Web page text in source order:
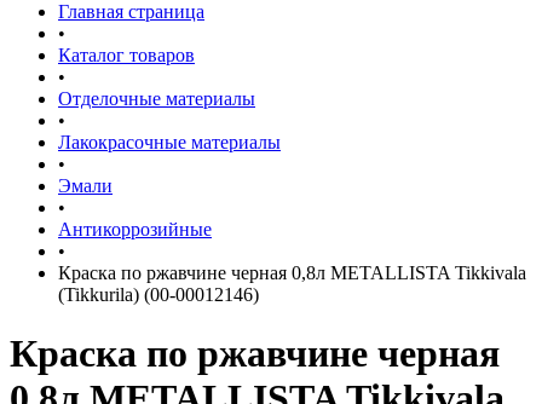
Главная страница
•
Каталог товаров
•
Отделочные материалы
•
Лакокрасочные материалы
•
Эмали
•
Антикоррозийные
•
Краска по ржавчине черная 0,8л METALLISTA Tikkivala
(Tikkurila) (00-00012146)
Краска по ржавчине черная